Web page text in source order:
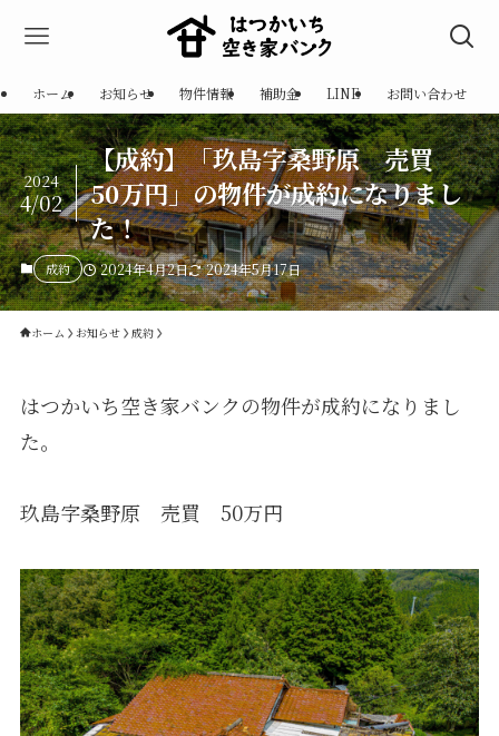
ホーム お知らせ 物件情報 補助金 LINE お問い合わせ
【成約】「玖島字桑野原 売買
50万円」の物件が成約になりまし
た！
2024
4/02
成約 2024年4月2日 2024年5月17日
ホーム お知らせ 成約
はつかいち空き家バンクの物件が成約になりまし
た。
玖島字桑野原 売買 50万円